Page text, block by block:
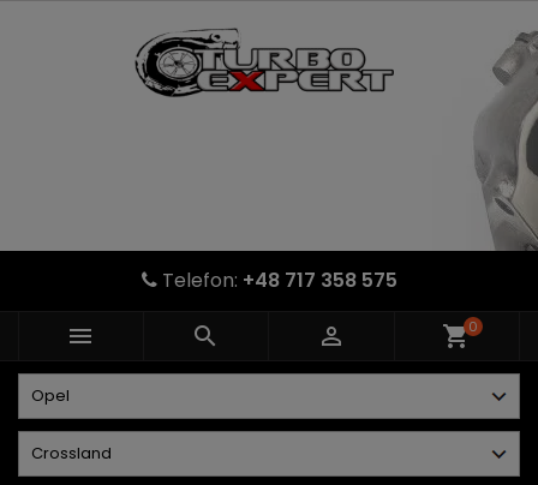
Telefon: +48 717 358 575
   shopping_cart0